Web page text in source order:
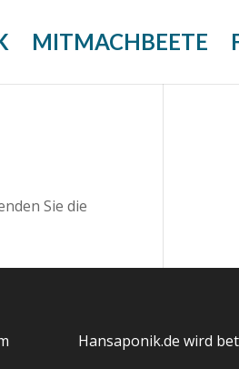
MITMACHBEETE
Sie die
Hansaponik.de wird